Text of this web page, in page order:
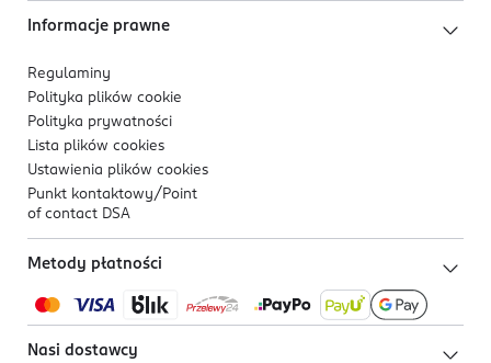
Informacje prawne
Regulaminy
Polityka plików cookie
Polityka prywatności
Lista plików cookies
Ustawienia plików cookies
Punkt kontaktowy/ Point
of contact DSA
Metody płatności
Nasi dostawcy